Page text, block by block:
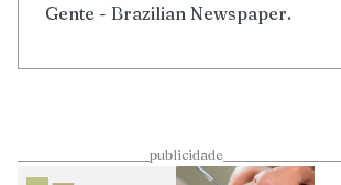
Gente - Brazilian Newspaper.
____________________publicidade___________________